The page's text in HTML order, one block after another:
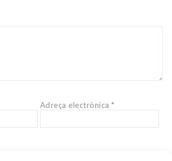
Adreça electrònica*